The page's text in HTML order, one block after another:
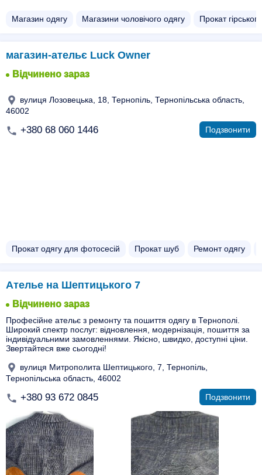
Магазин одягу Магазини чоловічого одягу Прокат
магазин-ательє Luck Owner
Відчинено зараз
вулиця Лозовецька, 18, Тернопіль, Тернопільська область,
46002
+380 68 060 1446 Подзвонити
Прокат одягу для фотосесій Прокат шуб Ремонт одягу
Ателье на Шептицького 7
Відчинено зараз
Професійне ательє з ремонту та пошиття одягу в Тернополі.
Широкий спектр послуг: відновлення, модернізація, пошиття за
індивідуальними замовленнями. Якісно, швидко, доступні ціни.
Звертайтеся вже сьогодні!
вулиця Митрополита Шептицького, 7, Тернопіль,
Тернопільська область, 46002
+380 93 672 0845 Подзвонити